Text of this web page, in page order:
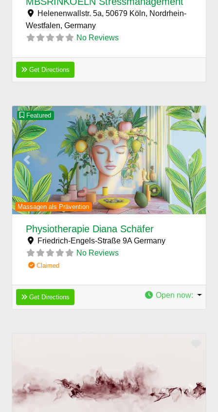
Helenenwallstr. 5a, 50679 Köln, Nordrhein-
Westfalen, Germany
No Reviews
Get Directions
Featured
Massagen als Prävention
Previous Next
Physiotherapie Diana Schäfer
Friedrich-Engels-Straße 9A Germany
No Reviews
Claimed
Get Directions Open now:
Previous Next